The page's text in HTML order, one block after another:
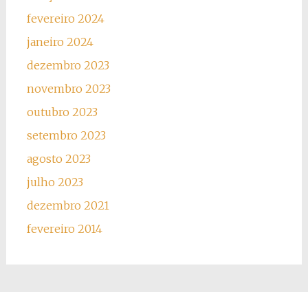
fevereiro 2024
janeiro 2024
dezembro 2023
novembro 2023
outubro 2023
setembro 2023
agosto 2023
julho 2023
dezembro 2021
fevereiro 2014